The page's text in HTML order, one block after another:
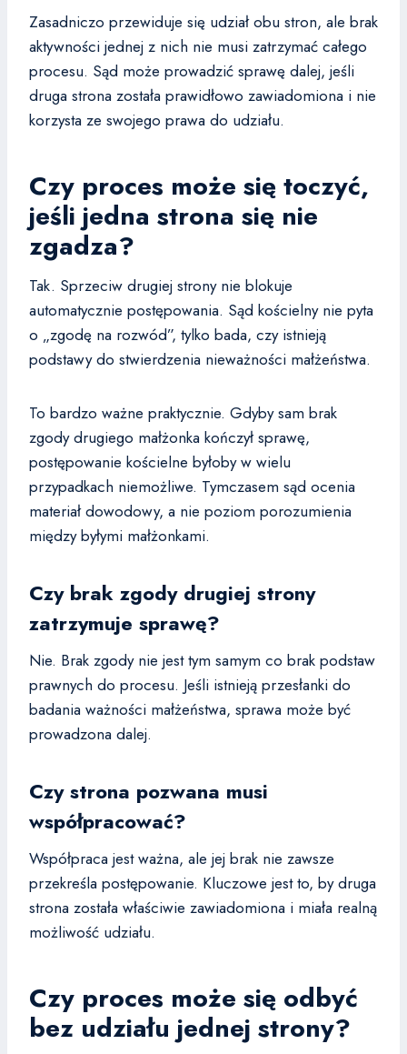
Zasadniczo przewiduje się udział obu stron, ale brak
aktywności jednej z nich nie musi zatrzymać całego
procesu. Sąd może prowadzić sprawę dalej, jeśli
druga strona została prawidłowo zawiadomiona i nie
korzysta ze swojego prawa do udziału.
Czy proces może się toczyć,
jeśli jedna strona się nie
zgadza?
Tak. Sprzeciw drugiej strony nie blokuje
automatycznie postępowania. Sąd kościelny nie pyta
o „zgodę na rozwód”, tylko bada, czy istnieją
podstawy do stwierdzenia nieważności małżeństwa.
To bardzo ważne praktycznie. Gdyby sam brak
zgody drugiego małżonka kończył sprawę,
postępowanie kościelne byłoby w wielu
przypadkach niemożliwe. Tymczasem sąd ocenia
materiał dowodowy, a nie poziom porozumienia
między byłymi małżonkami.
Czy brak zgody drugiej strony
zatrzymuje sprawę?
Nie. Brak zgody nie jest tym samym co brak podstaw
prawnych do procesu. Jeśli istnieją przesłanki do
badania ważności małżeństwa, sprawa może być
prowadzona dalej.
Czy strona pozwana musi
współpracować?
Współpraca jest ważna, ale jej brak nie zawsze
przekreśla postępowanie. Kluczowe jest to, by druga
strona została właściwie zawiadomiona i miała realną
możliwość udziału.
Czy proces może się odbyć
bez udziału jednej strony?